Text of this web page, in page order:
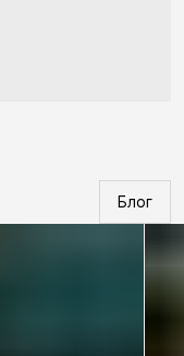
Блог